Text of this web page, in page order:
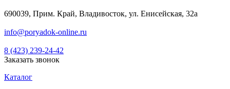
690039, Прим. Край, Владивосток, ул. Енисейская, 32а
info@poryadok-online.ru
8 (423) 239-24-42
Заказать звонок
Каталог